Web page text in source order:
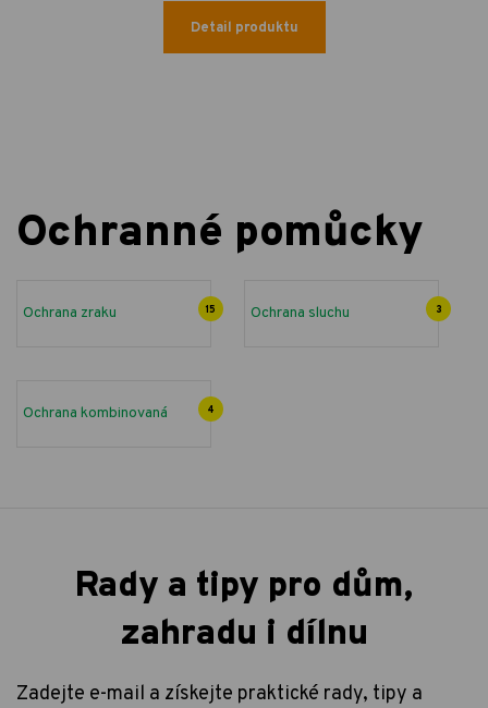
Detail produktu
Ochranné pomůcky
Ochrana zraku 15 Ochrana sluchu 3
Ochrana kombinovaná 4
Rady a tipy pro dům,
zahradu i dílnu
Zadejte e-mail a získejte praktické rady, tipy a